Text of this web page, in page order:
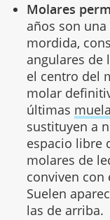
Molares
años son
mordida,
angulares de
el centro del
molar
últimas
sustituyen a
espacio libre
molares de
conviven con
Suelen
las de arriba.